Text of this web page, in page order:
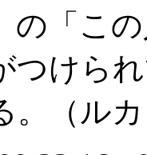
の「こ
つけら
。（ル